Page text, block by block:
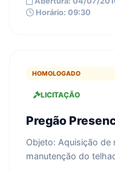
Horário: 09:30
HOMOLOGADO
LICITAÇÃO
Pregão
Objeto: Aquisição de
manutenção do